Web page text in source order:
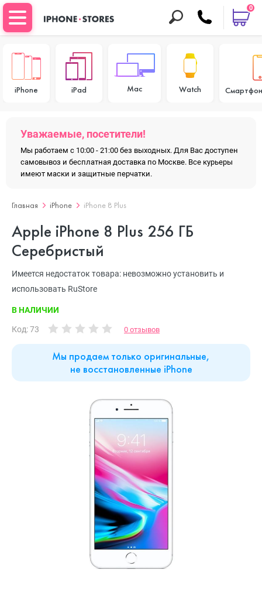
0
iPhone iPad Mac Watch
Уважаемые, посетители!
Мы работаем с 10:00 - 21:00 без выходных. Для Вас доступен
самовывоз и бесплатная доставка по Москве. Все курьеры
имеют маски и защитные перчатки.
Главная iPhone iPhone 8 Plus
Apple iPhone 8 Plus 256 ГБ
Серебристый
Имеется недостаток товара: невозможно установить и
использовать RuStore
В НАЛИЧИИ
Код: 73 0 отзывов
Мы продаем только оригинальные,
не восстановленные iPhone